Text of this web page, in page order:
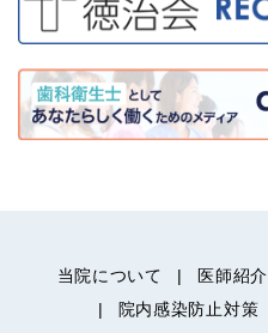
当院について 医師紹介
院内感染防止対策